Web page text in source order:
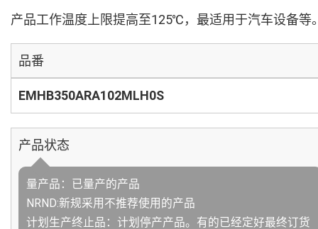
产品工作温度上限提高至125℃，最适用于汽车设备等
品番
EMHB350ARA102MLH0S
产品状态
量产品：已量产的产品
NRND:新规采用不推荐使用的产品
计划生产终止品：计划停产产品。有的已经定好最终订货